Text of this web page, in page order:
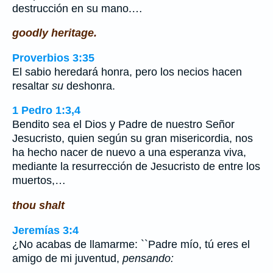
destrucción en su mano.…
goodly heritage.
Proverbios 3:35
El sabio heredará honra, pero los necios hacen
resaltar su deshonra.
1 Pedro 1:3,4
Bendito sea el Dios y Padre de nuestro Señor
Jesucristo, quien según su gran misericordia, nos
ha hecho nacer de nuevo a una esperanza viva,
mediante la resurrección de Jesucristo de entre los
muertos,…
thou shalt
Jeremías 3:4
¿No acabas de llamarme: ``Padre mío, tú eres el
amigo de mi juventud, pensando: